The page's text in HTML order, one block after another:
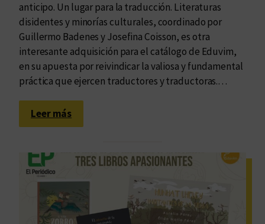
anticipo. Un lugar para la traducción. Literaturas
disidentes y minorías culturales, coordinado por
Guillermo Badenes y Josefina Coisson, es otra
interesante adquisición para el catálogo de Eduvim,
en su apuesta por reivindicar la valiosa y fundamental
práctica que ejercen traductores y traductoras.…
Leer más:
L
t
d
u